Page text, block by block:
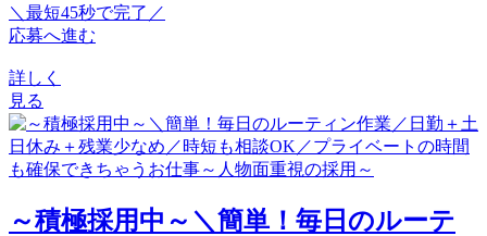
＼最短45秒で完了／
応募へ進む
詳しく
見る
～積極採用中～＼簡単！毎日のルーテ